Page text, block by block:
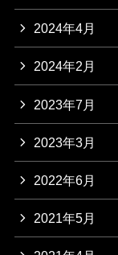
2024年4月
2024年2月
2023年7月
2023年3月
2022年6月
2021年5月